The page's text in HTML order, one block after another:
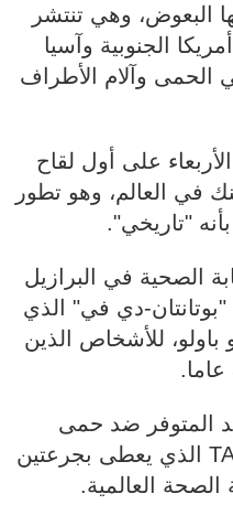
البعوض، وهي تنتشر
الجنوبية وآسيا
الحمى وآلام الأطراف
على أول لقاح
في العالم، وهو تطور
"تاريخي".
الصحية في البرازيل
دي في" الذي
للأشخاص الذين
المتوفر ضد حمى
الضنك في العالم هو TAK-003 الذي يعطى بجرعتين